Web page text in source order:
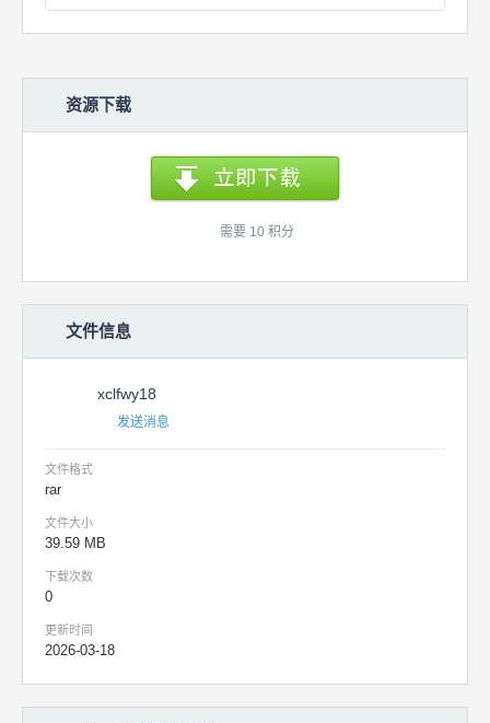
资源下载
需要 10 积分
文件信息
xclfwy18
发送消息
文件格式
rar
文件大小
39.59 MB
下载次数
0
更新时间
2026-03-18